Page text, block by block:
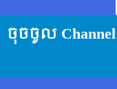
ចុចចូល Channel